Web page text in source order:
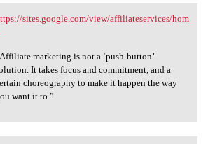
sites.google.com/view
sites.google.com/view/affiliateservices/hom
marketing is not a ‘push-button’
It takes focus and commitment, and a
choreography to make it happen the way
want it to.”